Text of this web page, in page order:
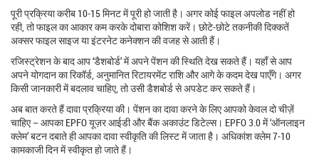
पूरी प्रक्रिया करीब 10‑15 मिनट में पूरी हो जाती है। अगर कोई फाइल अपलोड नहीं हो
रही, तो फाइल का आकार कम करके दोबारा कोशिश करें। छोटे‑छोटे तकनीकी दिक्कतें
अक्सर फाइल साइज या इंटरनेट कनेक्शन की वजह से आती हैं।
रजिस्ट्रेशन के बाद आप ‘डैशबोर्ड’ में अपने पेंशन की स्थिति देख सकते हैं। यहाँ से आप
अपने योगदान का रिकॉर्ड, अनुमानित रिटायरमेंट राशि और आगे के कदम देख पाएँगे। अगर
किसी जानकारी में बदलाव चाहिए, तो उसी डैशबोर्ड से अपडेट कर सकते हैं।
अब बात करते हैं दावा प्रक्रिया की। पेंशन का दावा करने के लिए आपको केवल दो चीज़ें
चाहिए – आपका EPFO यूज़र आईडी और बैंक अकाउंट डिटेल्स। EPFO 3.0 में ‘ऑनलाइन
क्लेम’ बटन दबाते ही आपका दावा स्वीकृति की लिस्ट में जाता है। अधिकांश क्लेम 7‑10
कामकाजी दिन में स्वीकृत हो जाते हैं।